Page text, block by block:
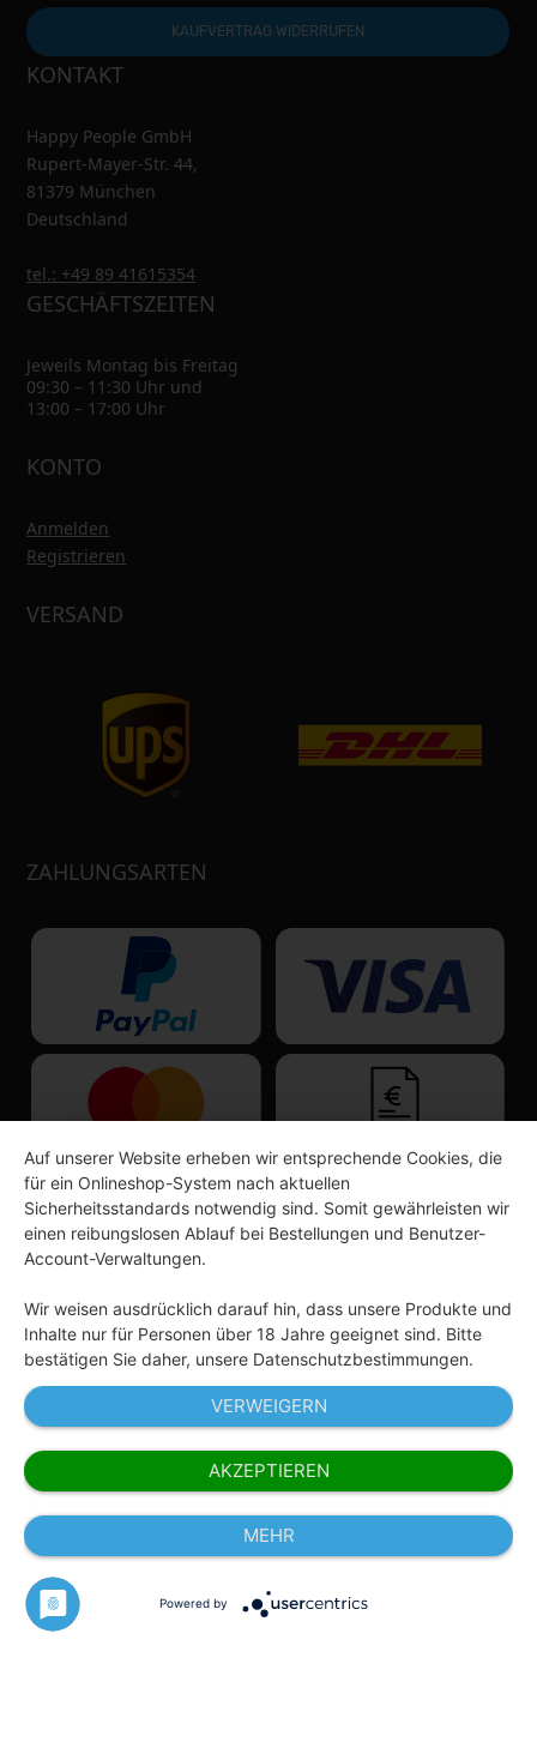
KAUFVERTRAG WIDERRUFEN
KONTAKT
Happy People GmbH
Rupert-Mayer-Str. 44,
81379 München
Deutschland
tel.: +49 89 41615354
GESCHÄFTSZEITEN
Jeweils Montag bis Freitag
09:30 – 11:30 Uhr und
13:00 – 17:00 Uhr
KONTO
Anmelden
Registrieren
VERSAND
ZAHLUNGSARTEN
* Alle angezeigten Preise inkl. gesetzl. MwSt. zzgl.
Versandkosten und ggf. Nachnahmegebühren.
© 2026 Happy People GmbH - Liquids für eZigaretten.
Made in Germany. Alle Rechte vorbehalten.
Jugendschutz
AGB Datenschutz
Auf unserer Website erheben wir entsprechende Cookies, die
für ein Onlineshop-System nach aktuellen
Sicherheitsstandards notwendig sind. Somit gewährleisten wir
einen reibungslosen Ablauf bei Bestellungen und Benutzer-
Account-Verwaltungen.
Wir weisen ausdrücklich darauf hin, dass unsere Produkte und
Inhalte nur für Personen über 18 Jahre geeignet sind. Bitte
bestätigen Sie daher, unsere Datenschutzbestimmungen.
VERWEIGERN
AKZEPTIEREN
MEHR
Powered by